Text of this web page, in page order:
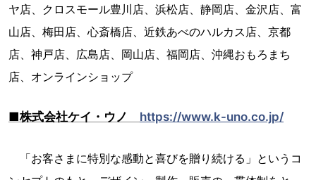
ヤ店、クロスモール豊川店、浜松店、静岡店、金沢店、富
山店、梅田店、心斎橋店、近鉄あべのハルカス店、京都
店、神戸店、広島店、岡山店、福岡店、沖縄おもろまち
店、オンラインショップ
■株式会社ケイ・ウノ https://www.k-uno.co.jp/
「お客さまに特別な感動と喜びを贈り続ける」というコ